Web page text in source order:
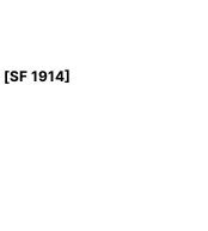
[SF 1914]